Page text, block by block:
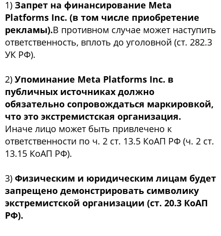
1) Запрет на финансирование Meta
Platforms Inc. (в том числе приобретение
рекламы).В противном случае может наступить
ответственность, вплоть до уголовной (ст. 282.3
УК РФ).
2) Упоминание Meta Platforms Inc. в
публичных источниках должно
обязательно сопровождаться маркировкой,
что это экстремистская организация.
Иначе лицо может быть привлечено к
ответственности по ч. 2 ст. 13.5 КоАП РФ (ч. 2 ст.
13.15 КоАП РФ).
3) Физическим и юридическим лицам будет
запрещено демонстрировать символику
экстремистской организации (ст. 20.3 КоАП
РФ).